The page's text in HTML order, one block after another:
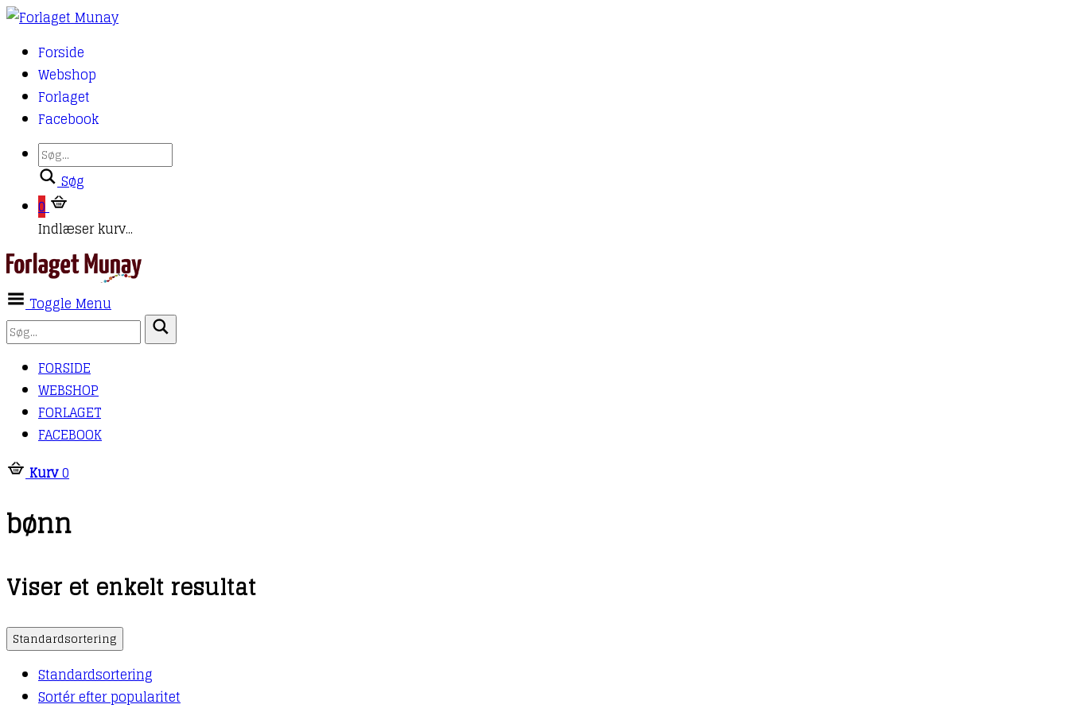
Forside
Webshop
Forlaget
Facebook
Søg
0
Indlæser kurv...
Toggle Menu
FORSIDE
WEBSHOP
FORLAGET
FACEBOOK
Kurv0
bønn
Viser et enkelt resultat
Standardsortering
Standardsortering
Sortér efter popularitet